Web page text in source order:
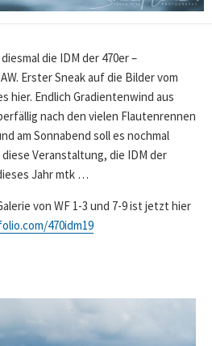
die IDM der 470er –
Erster Sneak auf die Bilder vom
Endlich Gradientenwind aus
nach den vielen Flautenrennen
am Sonnabend soll es nochmal
Veranstaltung, die IDM der
Jahr mtk …
von WF 1-3 und 7-9 ist jetzt hier
470idm19